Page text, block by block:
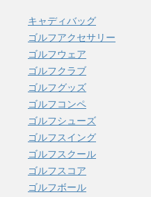
キャディバッグ
ゴルフアクセサリー
ゴルフウェア
ゴルフクラブ
ゴルフグッズ
ゴルフコンペ
ゴルフシューズ
ゴルフスイング
ゴルフスクール
ゴルフスコア
ゴルフボール